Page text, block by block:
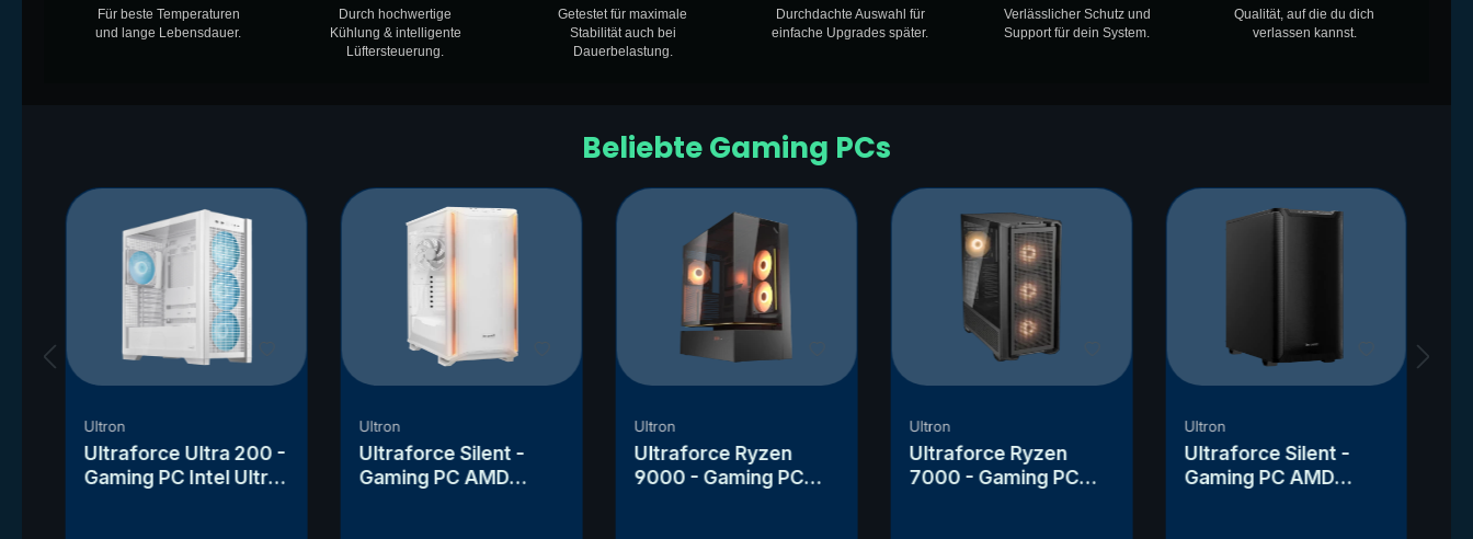
Für beste Temperaturen
und lange Lebensdauer.
Durch hochwertige
Kühlung & intelligente
Lüftersteuerung.
Getestet für maximale
Stabilität auch bei
Dauerbelastung.
Durchdachte Auswahl für
einfache Upgrades später.
Verlässlicher Schutz und
Support für dein System.
Qualität, auf die du dich
verlassen kannst.
Beliebte Gaming PCs
Ultron
Ultraforce Ultra 200 -
Gaming PC Intel Ultra
Ultron
Ultraforce Silent -
Gaming PC AMD
Ultron
Ultraforce Ryzen
9000 - Gaming PC
Ultron
Ultraforce Ryzen
7000 - Gaming PC
Ultron
Ultraforce Silent -
Gaming PC AMD